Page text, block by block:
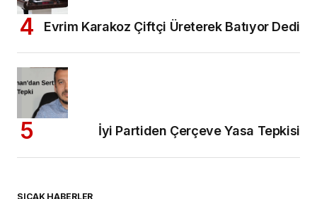
Evrim Karakoz Çiftçi Üreterek Batıyor Dedi
İyi Partiden Çerçeve Yasa Tepkisi
SICAK HABERLER